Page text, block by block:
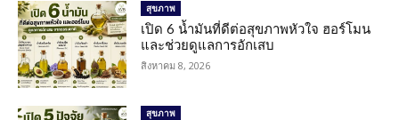
สุขภาพ
เปิด 6 น้ำมันที่ดีต่อสุขภาพหัวใจ ฮอร์โมน
และช่วยดูแลการอักเสบ
สิงหาคม 8, 2026
สุขภาพ